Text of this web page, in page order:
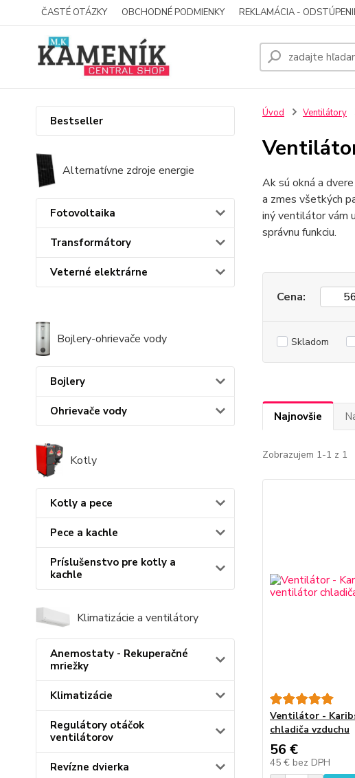
ČASTÉ OTÁZKY OBCHODNÉ PODMIENKY REKLAMÁCIA -
Bestseller
Alternatívne zdroje energie
Fotovoltaika
Transformátory
Veterné elektrárne
Bojlery-ohrievače vody
Bojlery
Ohrievače vody
Kotly
Kotly a pece
Pece a kachle
Príslušenstvo pre kotly a
kachle
Klimatizácie a ventilátory
Anemostaty - Rekuperačné
mriežky
Klimatizácie
Regulátory otáčok
ventilátorov
Revízne dvierka
Úvod Ventilátory
Ak sú okná a
a zmes všetkých
iný ventilátor vám
správnu funkciu.
Cena:
Skladom
Najnovšie
Zobrazujem 1-1 z 1
Ventilátor -
chladiča vzduchu
56 €
45 € bez DPH